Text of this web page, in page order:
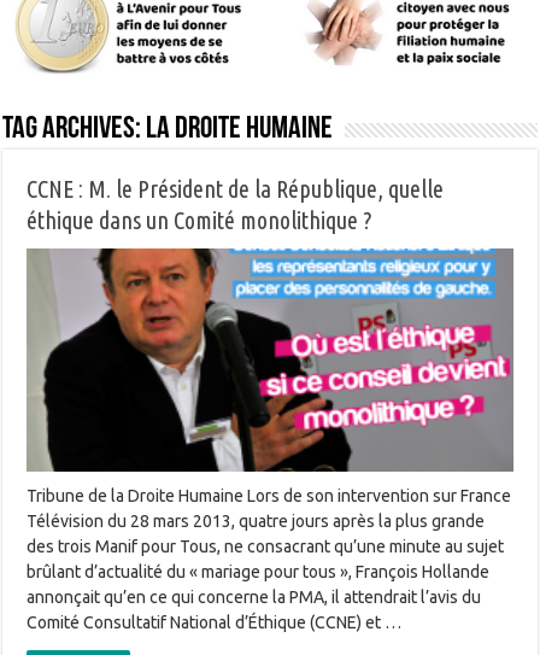
Tag Archives: La Droite Humaine
CCNE : M. le Président de la République, quelle
éthique dans un Comité monolithique ?
Tribune de la Droite Humaine Lors de son intervention sur France
Télévision du 28 mars 2013, quatre jours après la plus grande
des trois Manif pour Tous, ne consacrant qu’une minute au sujet
brûlant d’actualité du « mariage pour tous », François Hollande
annonçait qu’en ce qui concerne la PMA, il attendrait l’avis du
Comité Consultatif National d’Éthique (CCNE) et …